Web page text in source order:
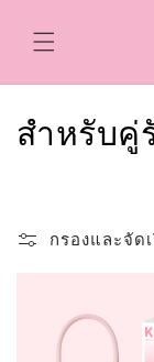
เนื้อหา
ค
สำหรับคู่
กรองและจัด